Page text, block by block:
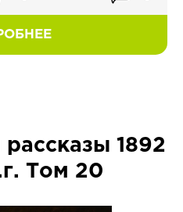
рассказы 1892
Том 20